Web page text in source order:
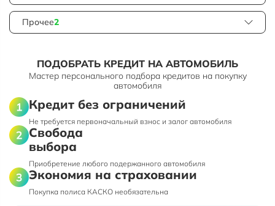
Прочее2
ПОДОБРАТЬ КРЕДИТ НА АВТОМОБИЛЬ
Мастер персонального подбора кредитов на покупку
автомобиля
Кредит без ограничений
Не требуется первоначальный взнос и залог автомобиля
Свобода
выбора
Приобретение любого подержанного автомобиля
Экономия на страховании
Покупка полиса КАСКО необязательна